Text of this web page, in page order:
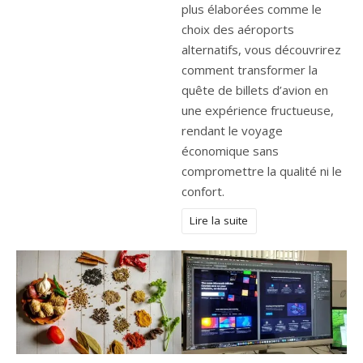
plus élaborées comme le
choix des aéroports
alternatifs, vous découvrirez
comment transformer la
quête de billets d’avion en
une expérience fructueuse,
rendant le voyage
économique sans
compromettre la qualité ni le
confort.
Lire la suite